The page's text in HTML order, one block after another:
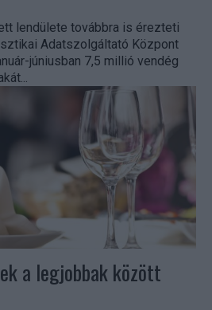
lendülete továbbra is érezteti
Adatszolgáltató Központ
júniusban 7,5 millió vendég
a legjobbak között